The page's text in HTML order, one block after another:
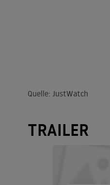
Quelle: JustWatch
TRAILER